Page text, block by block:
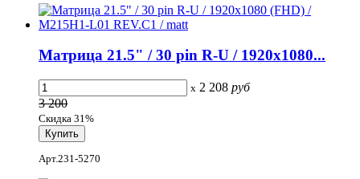
Матрица 21.5" / 30 pin R-U / 1920x1080...
x 2 208 руб
3 200
Скидка 31%
Арт.231-5270